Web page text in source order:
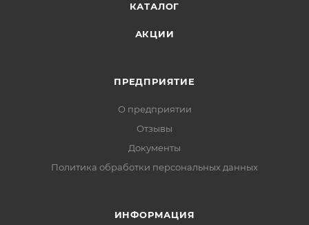
КАТАЛОГ
АКЦИИ
ПРЕДПРИЯТИЕ
О предприятии
Отзывы
Документы
Политика обработки персональных данных
ИНФОРМАЦИЯ